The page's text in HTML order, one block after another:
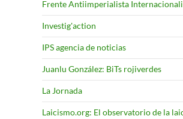
Frente Antiimperialista
Investig'action
IPS agencia de noticias
Juanlu González: BiTs rojiverdes
La Jornada
Laicismo.org: El observatorio de la